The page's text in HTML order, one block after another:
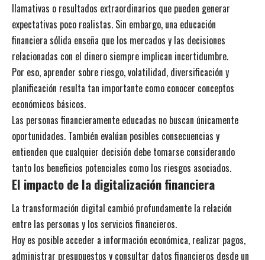
llamativas o resultados extraordinarios que pueden generar
expectativas poco realistas. Sin embargo, una educación
financiera sólida enseña que los mercados y las decisiones
relacionadas con el dinero siempre implican incertidumbre.
Por eso, aprender sobre riesgo, volatilidad, diversificación y
planificación resulta tan importante como conocer conceptos
económicos básicos.
Las personas financieramente educadas no buscan únicamente
oportunidades. También evalúan posibles consecuencias y
entienden que cualquier decisión debe tomarse considerando
tanto los beneficios potenciales como los riesgos asociados.
El impacto de la digitalización financiera
La transformación digital cambió profundamente la relación
entre las personas y los servicios financieros.
Hoy es posible acceder a información económica, realizar pagos,
administrar presupuestos y consultar datos financieros desde un